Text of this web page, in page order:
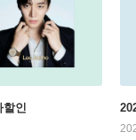
할인